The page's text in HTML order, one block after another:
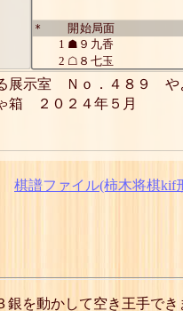
* 開始局面
1 ☗９九香
2 ☖８七玉
☗８八香
☖７六玉
5 ☗７七香
8☖５四玉
☗２一馬
10☖５五玉 ☖４三飛 ☖
14☖７七玉
展示室　Ｎｏ．４８９　や
箱　２０２４年５月
棋譜ファイル(柿木将棋kif
を動かして空き王手で